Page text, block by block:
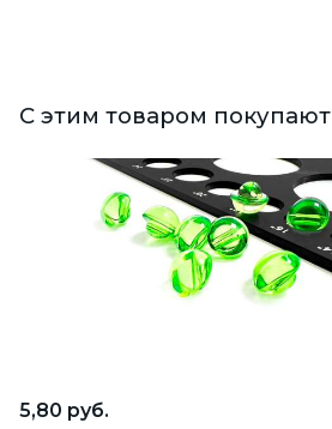
С этим товаром покупают
5,80 руб.